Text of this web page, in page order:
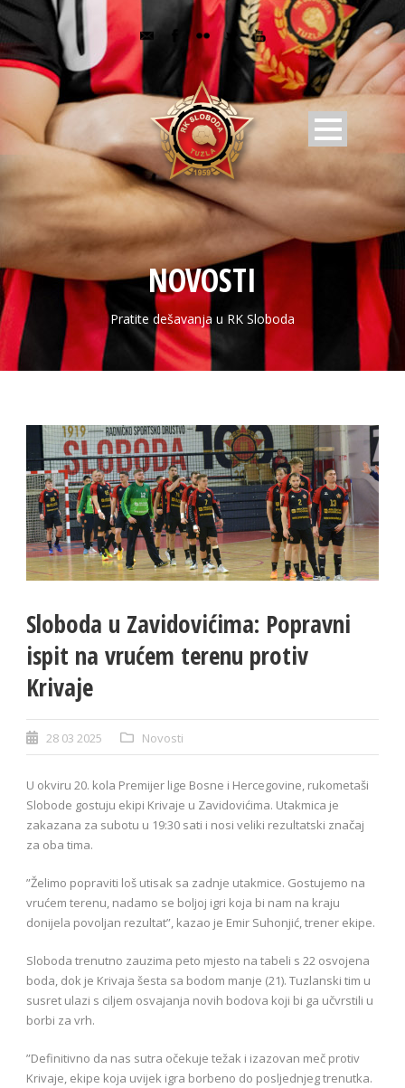
NOVOSTI
Pratite dešavanja u RK Sloboda
Sloboda u Zavidovićima: Popravni
ispit na vrućem terenu protiv
Krivaje
28 03 2025 Novosti
U okviru 20. kola Premijer lige Bosne i Hercegovine, rukometaši
Slobode gostuju ekipi Krivaje u Zavidovićima. Utakmica je
zakazana za subotu u 19:30 sati i nosi veliki rezultatski značaj
za oba tima.
”Želimo popraviti loš utisak sa zadnje utakmice. Gostujemo na
vrućem terenu, nadamo se boljoj igri koja bi nam na kraju
donijela povoljan rezultat”, kazao je Emir Suhonjić, trener ekipe.
Sloboda trenutno zauzima peto mjesto na tabeli s 22 osvojena
boda, dok je Krivaja šesta sa bodom manje (21). Tuzlanski tim u
susret ulazi s ciljem osvajanja novih bodova koji bi ga učvrstili u
borbi za vrh.
”Definitivno da nas sutra očekuje težak i izazovan meč protiv
Krivaje, ekipe koja uvijek igra borbeno do posljednjeg trenutka.